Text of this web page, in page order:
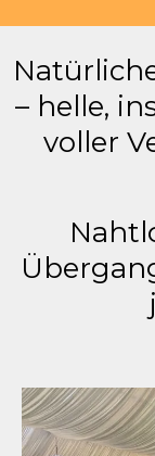
– helle,
voller